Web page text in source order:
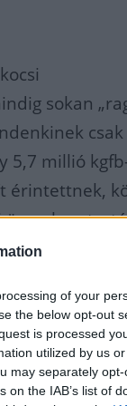
of your
the below opt-out
is processed
utilized by us
may separately
the IAB’s list of
sokan
csak
5,7 millió
érintettnek,
üzemben
új tarifát a
venni, a